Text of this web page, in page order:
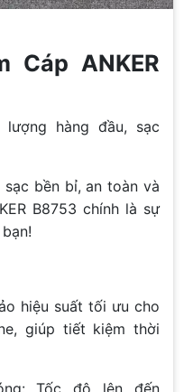
Cáp ANKER
lượng hàng đầu, sạc
bền bỉ, an toàn và
B8753 chính là sự
hiệu suất tối ưu cho
giúp tiết kiệm thời
Tốc độ lên đến